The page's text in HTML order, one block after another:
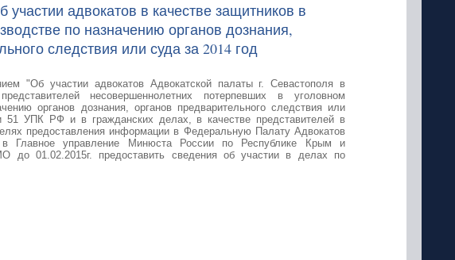
адвокатов в качестве защитников в
по назначению органов дознания,
следствия или суда за 2014 год
"Об участии адвокатов Адвокатской палаты г. Севастополя в
несовершеннолетних потерпевших в уголовном
органов дознания, органов предварительного следствия или
51 УПК РФ и в гражданских делах, в качестве представителей в
предоставления информации в Федеральную Палату Адвокатов
в Главное управление Минюста России по Республике Крым и
01.02.2015г. предоставить сведения об участии в делах по